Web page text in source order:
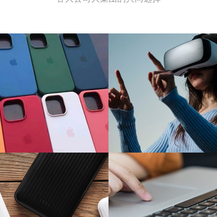
行业案例 行业案例